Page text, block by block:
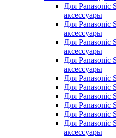
Для Panasonic
аксессуары
Для Panasonic
аксессуары
Для Panasonic
аксессуары
Для Panasonic
аксессуары
Для Panasonic
Для Panasonic
Для Panasonic
Для Panasonic
Для Panasonic
Для Panasonic
аксессуары